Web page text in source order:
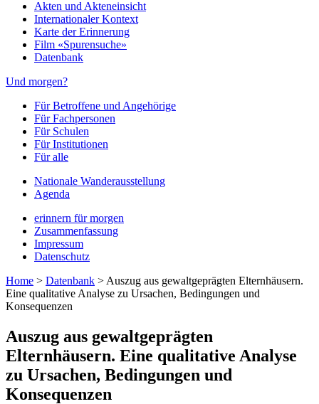
Akten und Akteneinsicht
Internationaler Kontext
Karte der Erinnerung
Film «Spurensuche»
Datenbank
Und morgen?
Für Betroffene und Angehörige
Für Fachpersonen
Für Schulen
Für Institutionen
Für alle
Nationale Wanderausstellung
Agenda
erinnern für morgen
Zusammenfassung
Impressum
Datenschutz
Home > Datenbank > Auszug aus gewaltgeprägten Elternhäusern.
Eine qualitative Analyse zu Ursachen, Bedingungen und
Konsequenzen
Auszug aus gewaltgeprägten
Elternhäusern. Eine qualitative Analyse
zu Ursachen, Bedingungen und
Konsequenzen